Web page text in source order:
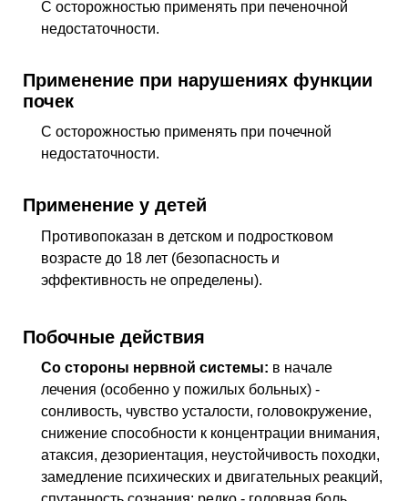
C осторожностью применять при печеночной
недостаточности.
Применение при нарушениях функции
почек
C осторожностью применять при почечной
недостаточности.
Применение у детей
Противопоказан в детском и подростковом
возрасте до 18 лет (безопасность и
эффективность не определены).
Побочные действия
Со стороны нервной системы: в начале
лечения (особенно у пожилых больных) -
сонливость, чувство усталости, головокружение,
снижение способности к концентрации внимания,
атаксия, дезориентация, неустойчивость походки,
замедление психических и двигательных реакций,